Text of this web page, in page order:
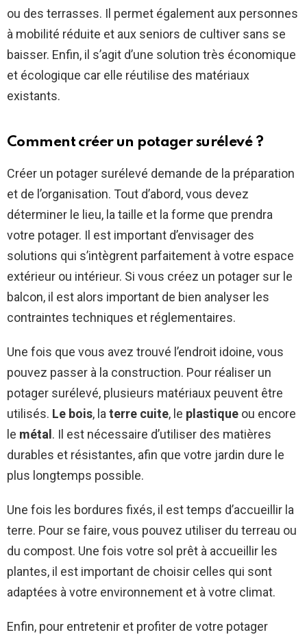
ou des terrasses. Il permet également aux personnes
à mobilité réduite et aux seniors de cultiver sans se
baisser. Enfin, il s’agit d’une solution très économique
et écologique car elle réutilise des matériaux
existants.
Comment créer un potager surélevé ?
Créer un potager surélevé demande de la préparation
et de l’organisation. Tout d’abord, vous devez
déterminer le lieu, la taille et la forme que prendra
votre potager. Il est important d’envisager des
solutions qui s’intègrent parfaitement à votre espace
extérieur ou intérieur. Si vous créez un potager sur le
balcon, il est alors important de bien analyser les
contraintes techniques et réglementaires.
Une fois que vous avez trouvé l’endroit idoine, vous
pouvez passer à la construction. Pour réaliser un
potager surélevé, plusieurs matériaux peuvent être
utilisés. Le bois, laterre cuite, le plastique ou encore
le métal . Il est nécessaire d’utiliser des matières
durables et résistantes, afin que votre jardin dure le
plus longtemps possible.
Une fois les bordures fixés, il est temps d’accueillir la
terre. Pour se faire, vous pouvez utiliser du terreau ou
du compost. Une fois votre sol prêt à accueillir les
plantes, il est important de choisir celles qui sont
adaptées à votre environnement et à votre climat.
Enfin, pour entretenir et profiter de votre potager